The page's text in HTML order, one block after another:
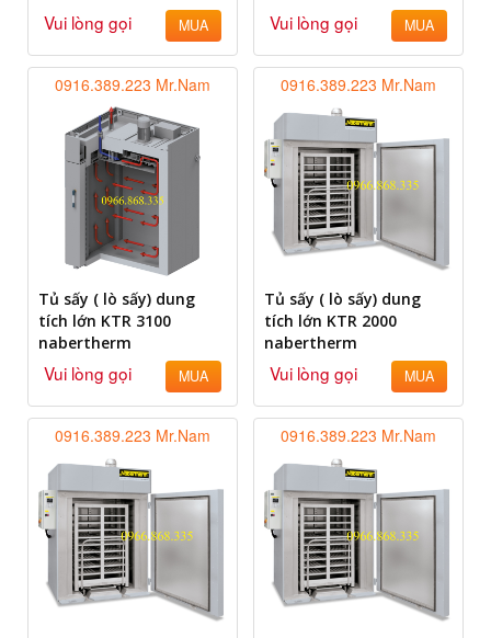
Vui lòng gọi MUA Vui lòng gọi MUA
0916.389.223 Mr.Nam
Tủ sấy ( lò sấy) dung
tích lớn KTR 3100
nabertherm
Vui lòng gọi MUA
0916.389.223 Mr.Nam
Tủ sấy ( lò sấy) dung
tích lớn KTR 2000
nabertherm
Vui lòng gọi MUA
0916.389.223 Mr.Nam 0916.389.223 Mr.Nam